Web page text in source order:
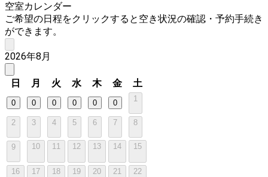
空室カレンダー
ご希望の日程をクリックすると空き状況の確認・予約手続き
ができます。
2026年8月
日 月 火 水 木 金 土
0 0 0 0 0 0 1
2 3 4 5 6 7 8
9 10 11 12 13 14 15
16 17 18 19 20 21 22